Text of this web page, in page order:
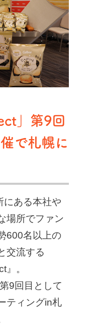
」第9回
で札幌に
にある本社や
場所でファン
600名以上の
交流する
。
9回目として
ティングin札